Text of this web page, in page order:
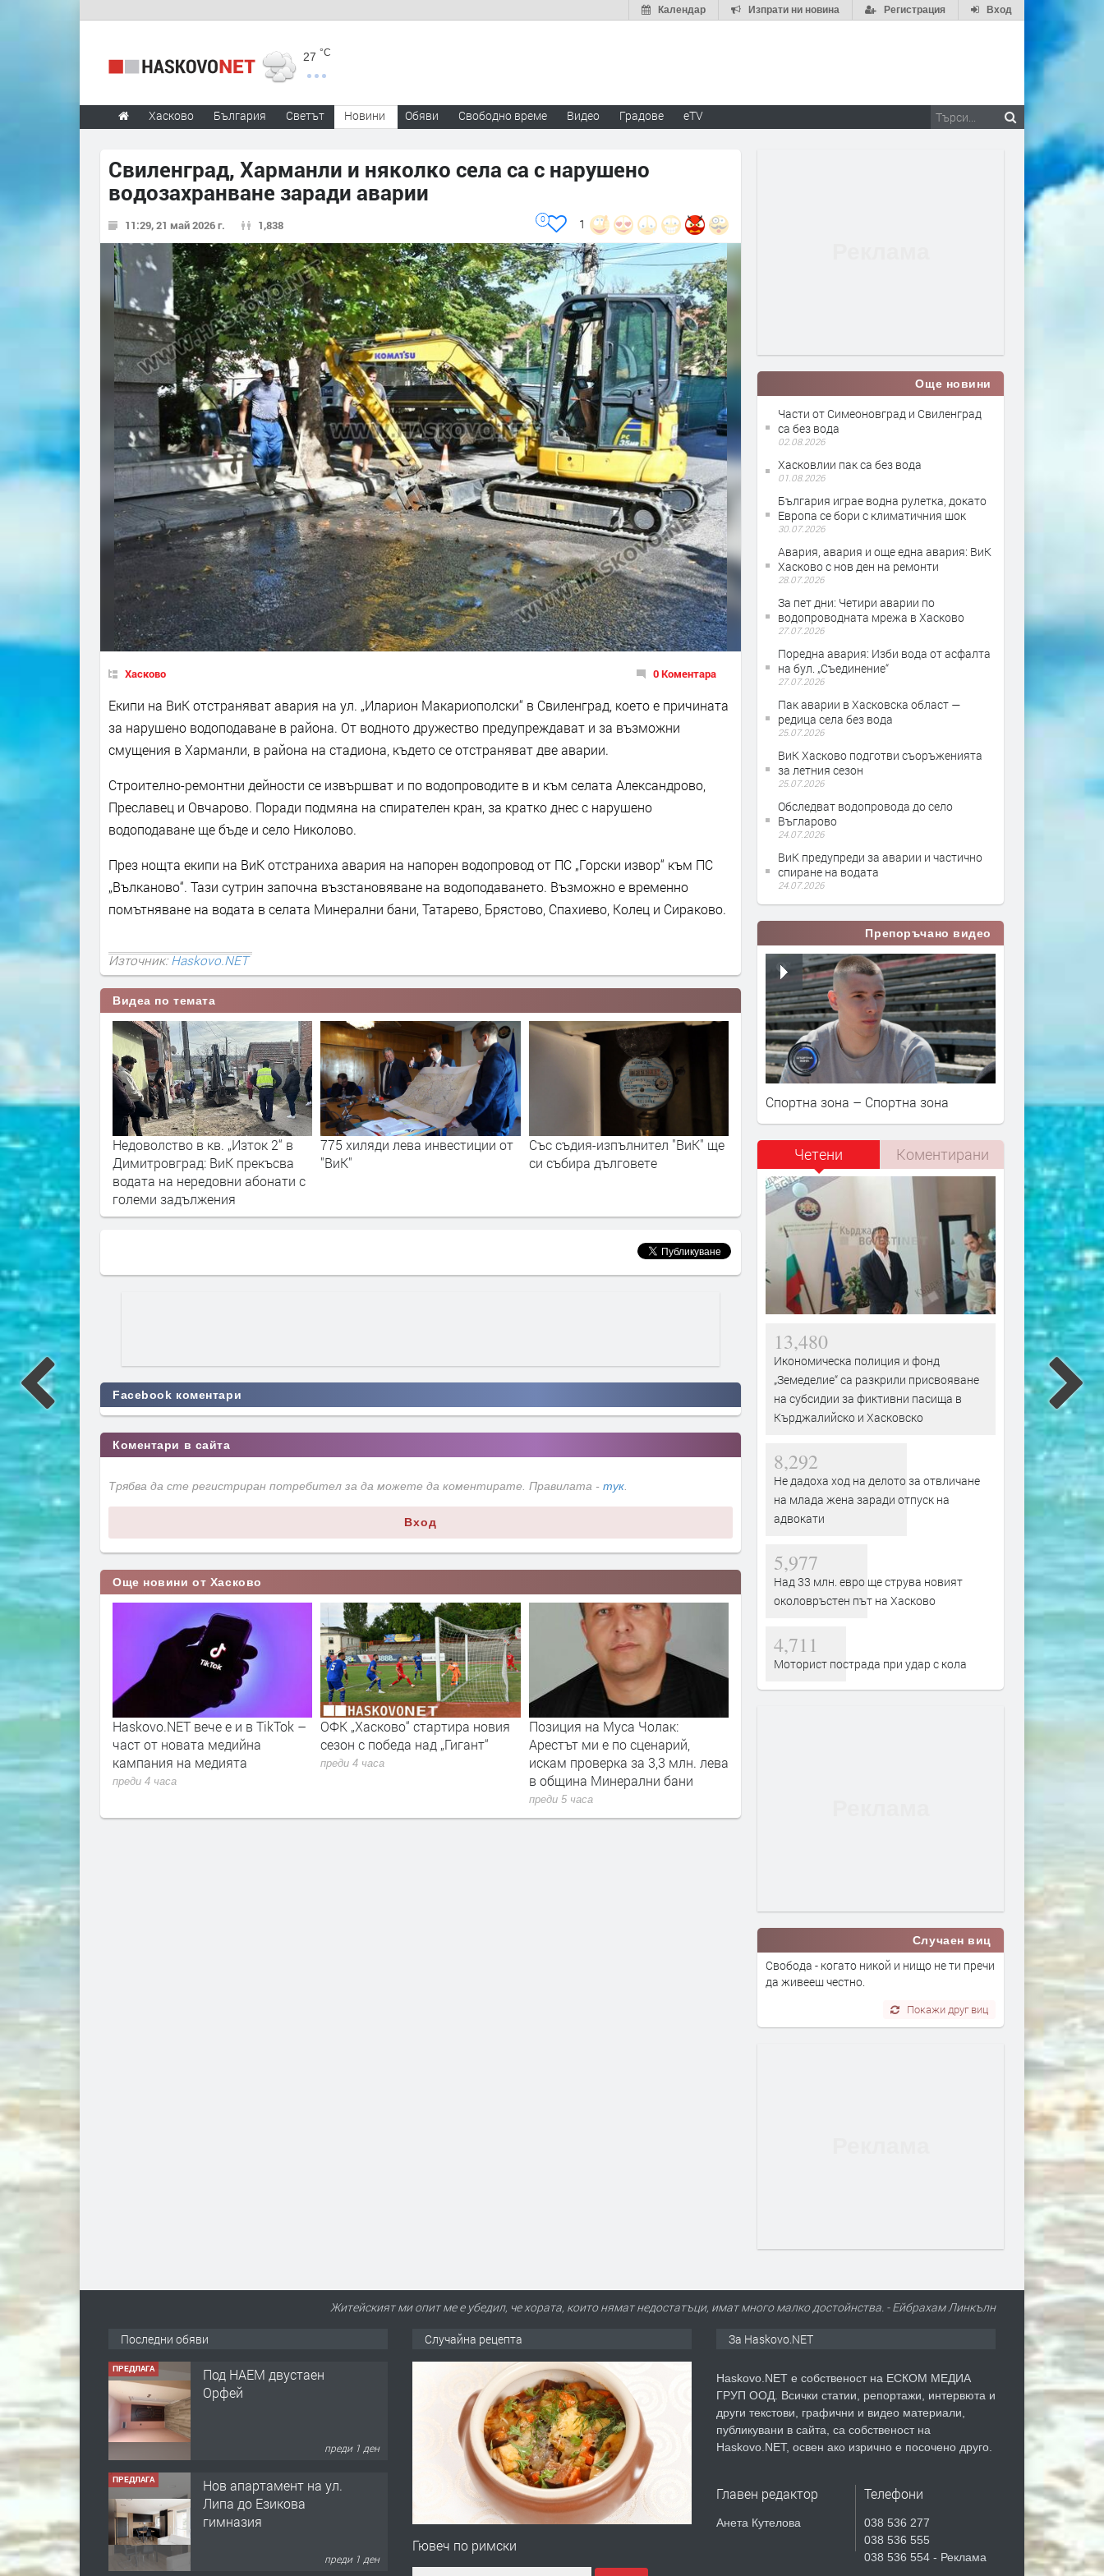
Вход
Регистрация
Изпрати ни новина
Календар
27 °C
Хасково България Светът Новини Обяви Свободно време Видео Градове eTV
Свиленград, Харманли и няколко села са с нарушено
водозахранване заради аварии
11:29, 21 май 2026 г. 1,838 1
0
Хасково 0 Коментара
Екипи на ВиК отстраняват авария на ул. „Иларион Макариополски“ в Свиленград, което е причината
за нарушено водоподаване в района. От водното дружество предупреждават и за възможни
смущения в Харманли, в района на стадиона, където се отстраняват две аварии.
Строително-ремонтни дейности се извършват и по водопроводите в и към селата Александрово,
Преславец и Овчарово. Поради подмяна на спирателен кран, за кратко днес с нарушено
водоподаване ще бъде и село Николово.
През нощта екипи на ВиК отстраниха авария на напорен водопровод от ПС „Горски извор“ към ПС
„Вълканово“. Тази сутрин започна възстановяване на водоподаването. Възможно е временно
помътняване на водата в селата Минерални бани, Татарево, Брястово, Спахиево, Колец и Сираково.
Източник:Haskovo.NET
Видеа по темата
"ВиК" ще
Недоволство в кв. „Изток 2“ в
Димитровград: ВиК прекъсва
водата на нередовни абонати с
големи задължения
775 хиляди лева инвестиции от
"ВиК"
Със съдия-изпълнител "ВиК" ще
си събира дълговете
Недоволство в кв. „Изток 2“ в
Димитровград: ВиК прекъсва
водата на нередовни абонати с
големи задължения
775 хиляди лева
"ВиК"
Facebook коментари
Коментари в сайта
Трябва да сте регистриран потребител за да можете да коментирате. Правилата - тук.
Вход
Още новини от Хасково
риск от
Haskovo.NET вече е и в TikTok –
част от новата медийна
кампания на медията
преди 4 часа
ОФК „Хасково“ стартира новия
сезон с победа над „Гигант“
преди 4 часа
Позиция на Муса Чолак:
Арестът ми е по сценарий,
искам проверка за 3,3 млн. лева
в община Минерални бани
преди 5 часа
Части от „Младежки
Още новини
Части от Симеоновград и Свиленград
са без вода
02.08.2026
Хасковлии пак са без вода
01.08.2026
България играе водна рулетка, докато
Европа се бори с климатичния шок
30.07.2026
Авария, авария и още една авария: ВиК
Хасково с нов ден на ремонти
28.07.2026
За пет дни: Четири аварии по
водопроводната мрежа в Хасково
27.07.2026
Поредна авария: Изби вода от асфалта
на бул. „Съединение“
27.07.2026
Пак аварии в Хасковска област —
редица села без вода
25.07.2026
ВиК Хасково подготви съоръженията
за летния сезон
25.07.2026
Обследват водопровода до село
Въгларово
24.07.2026
ВиК предупреди за аварии и частично
спиране на водата
24.07.2026
Препоръчано видео
Спортна зона – Спортна зона
Четени Коментирани
13,480
Икономическа полиция и фонд
„Земеделие“ са разкрили присвояване
на субсидии за фиктивни пасища в
Кърджалийско и Хасковско
8,292
Не дадоха ход на делото за отвличане
на млада жена заради отпуск на
адвокати
5,977
Над 33 млн. евро ще струва новият
околовръстен път на Хасково
4,711
Моторист пострада при удар с кола
Случаен виц
Свобода - когато никой и нищо не ти пречи
да живееш честно.
Покажи друг виц
Житейският ми опит ме е убедил, че хората, които нямат недостатъци, имат много малко достойнства. - Ейбрахам Линкълн
Последни обяви
ПРЕДЛАГА
Под НАЕМ двустаен
Орфей
преди 1 ден
ПРЕДЛАГА
Нов апартамент на ул.
Липа до Езикова
гимназия
преди 1 ден
Случайна рецепта
Гювеч по римски
За Haskovo.NET
Haskovo.NET е собственост на ЕСКОМ МЕДИА
ГРУП ООД. Всички статии, репортажи, интервюта и
други текстови, графични и видео материали,
публикувани в сайта, са собственост на
Haskovo.NET, освен ако изрично е посочено друго.
Главен редактор
Анета Кутелова
Телефони
038 536 277
038 536 555
038 536 554 - Реклама